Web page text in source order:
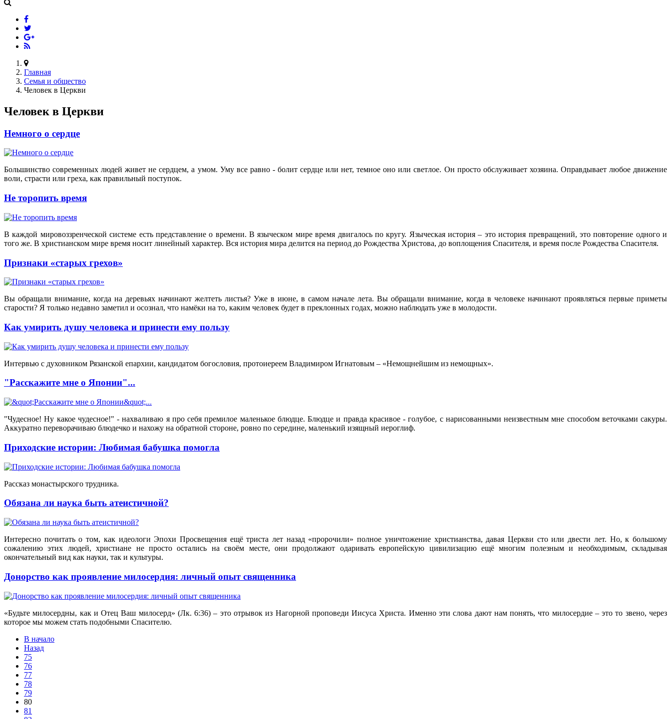
Главная
Семья и общество
Человек в Церкви
Человек в Церкви
Немного о сердце
Большинство современных людей живет не сердцем, а умом. Уму все равно - болит сердце или нет, темное оно или светлое. Он просто обслуживает хозяина. Оправдывает любое движение
воли, страсти или греха, как правильный поступок.
Не торопить время
В каждой мировоззренческой системе есть представление о времени. В языческом мире время двигалось по кругу. Языческая история – это история превращений, это повторение одного и
того же. В христианском мире время носит линейный характер. Вся история мира делится на период до Рождества Христова, до воплощения Спасителя, и время после Рождества Спасителя.
Признаки «старых грехов»
Вы обращали внимание, когда на деревьях начинают желтеть листья? Уже в июне, в самом начале лета. Вы обращали внимание, когда в человеке начинают проявляться первые приметы
старости? Я только недавно заметил и осознал, что намёки на то, каким человек будет в преклонных годах, можно наблюдать уже в молодости.
Как умирить душу человека и принести ему пользу
Интервью с духовником Рязанской епархии, кандидатом богословия, протоиереем Владимиром Игнатовым – «Немощнейшим из немощных».
"Расскажите мне о Японии"...
"Чудесное! Ну какое чудесное!" - нахваливаю я про себя премилое маленькое блюдце. Блюдце и правда красивое - голубое, с нарисованными неизвестным мне способом веточками сакуры.
Аккуратно переворачиваю блюдечко и нахожу на обратной стороне, ровно по середине, маленький изящный иероглиф.
Приходские истории: Любимая бабушка помогла
Рассказ монастырского трудника.
Обязана ли наука быть атеистичной?
Интересно почитать о том, как идеологи Эпохи Просвещения ещё триста лет назад «пророчили» полное уничтожение христианства, давая Церкви сто или двести лет. Но, к большому
сожалению этих людей, христиане не просто остались на своём месте, они продолжают одаривать европейскую цивилизацию ещё многим полезным и необходимым, складывая
окончательный вид как науки, так и культуры.
Донорство как проявление милосердия: личный опыт священника
«Будьте милосердны, как и Отец Ваш милосерд» (Лк. 6:36) – это отрывок из Нагорной проповеди Иисуса Христа. Именно эти слова дают нам понять, что милосердие – это то звено, через
которое мы можем стать подобными Спасителю.
В начало
Назад
75
76
77
78
79
80
81